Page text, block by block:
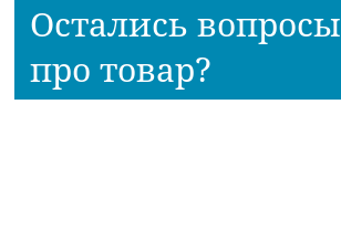
Остались вопросы
про товар?